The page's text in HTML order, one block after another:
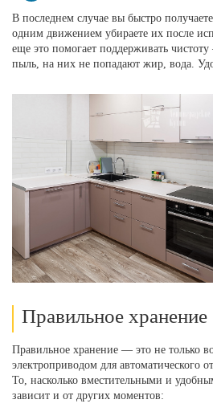
В последнем случае вы быстро
одним движением убираете их после
еще это помогает поддерживать
пыль, на них не попадают жир, вода.
Правильное хранение
Правильное хранение — это не только
электроприводом для автоматического
То, насколько вместительными и
зависит и от других моментов: